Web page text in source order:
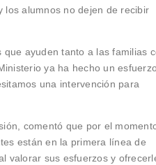
los alumnos no dejen de recibir
ayuden tanto a las familias
ya ha hecho un esfuerzo
una intervención para
comentó que por el
están en la primera línea de
valorar sus esfuerzos y